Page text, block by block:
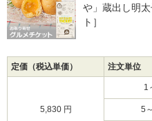
や」蔵出し明
ト］
定価（税込単価） 注文単位
5,830 円
1
5